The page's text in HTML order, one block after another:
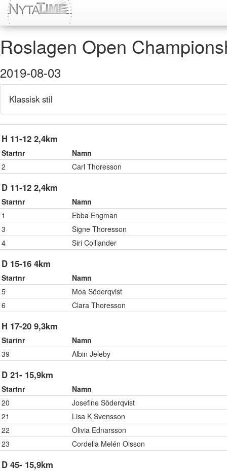
Roslagen Open
2019-08-03
Klassisk stil
H 11-12 2,4km
Startnr
Namn
2
Carl Thoresson
D 11-12 2,4km
Startnr
Namn
1
Ebba Engman
3
Signe Thoresson
4
Siri Colliander
D 15-16 4km
Startnr
Namn
5
Moa Söderqvist
6
Clara Thoresson
H 17-20 9,3km
Startnr
Namn
39
Albin Jeleby
D 21- 15,9km
Startnr
Namn
20
Josefine Söderqvist
21
Lisa K Svensson
22
Olivia Ednarsson
23
Cordelia Melén Olsson
D 45- 15,9km